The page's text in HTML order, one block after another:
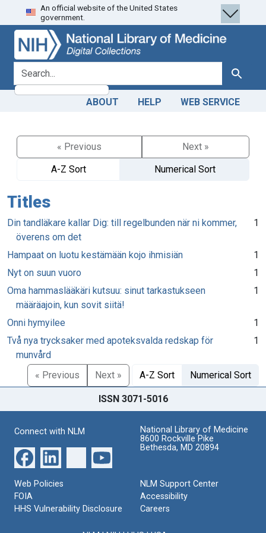
Skip
to
search
Skip to
main
content
An official website of the United States
government.
search for Search
ABOUT HELP WEB SERVICE
« Previous
Next »
A-Z Sort
Numerical Sort
Titles
Din tandläkare kallar Dig: till regelbunden när ni kommer,
överens om det
1
Hampaat on luotu kestämään kojo ihmisiän
1
Nyt on suun vuoro
1
Oma hammaslääkäri kutsuu: sinut tarkastukseen
määräajoin, kun sovit siitä!
1
Onni hymyilee
1
Två nya trycksaker med apoteksvalda redskap för
munvård
1
« Previous Next » A-Z Sort Numerical Sort
ISSN 3071-5016
Connect with NLM
National Library of Medicine
8600 Rockville Pike
Bethesda, MD 20894
Web Policies
FOIA
HHS Vulnerability Disclosure
NLM Support Center
Accessibility
Careers